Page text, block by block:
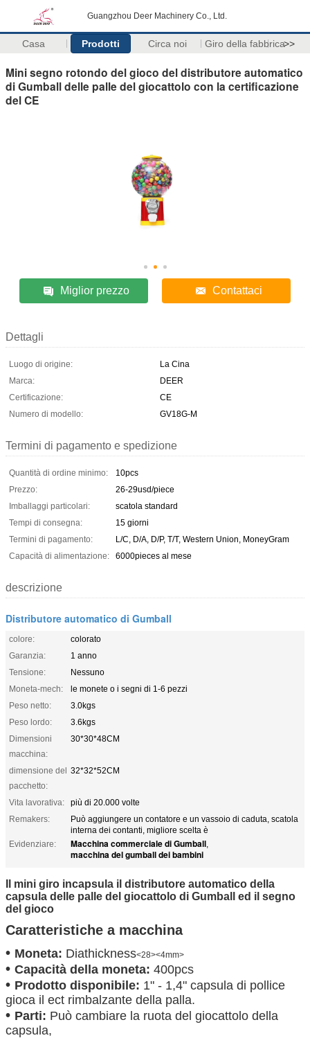
Guangzhou Deer Machinery Co., Ltd.
Casa Prodotti Circa noi Giro della fabbrica>>
Mini segno rotondo del gioco del distributore automatico
di Gumball delle palle del giocattolo con la certificazione
del CE
Miglior prezzo Contattaci
Dettagli
Luogo di origine:
La Cina
Marca:
DEER
Certificazione:
CE
Numero di modello:
GV18G-M
Termini di pagamento e spedizione
Quantità di ordine minimo:
10pcs
Prezzo:
26-29usd/piece
Imballaggi particolari:
scatola standard
Tempi di consegna:
15 giorni
Termini di pagamento:
L/C, D/A, D/P, T/T, Western Union, MoneyGram
Capacità di alimentazione:
6000pieces al mese
descrizione
Distributore automatico di Gumball
colore:
colorato
Garanzia:
1 anno
Tensione:
Nessuno
Moneta-mech:
le monete o i segni di 1-6 pezzi
Peso netto:
3.0kgs
Peso lordo:
3.6kgs
Dimensioni
macchina:
30*30*48CM
dimensione del
pacchetto:
32*32*52CM
Vita lavorativa:
più di 20.000 volte
Remakers:
Può aggiungere un contatore e un vassoio di caduta, scatola
interna dei contanti, migliore scelta è
Evidenziare:
Macchina commerciale di Gumball,
macchina del gumball dei bambini
Il mini giro incapsula il distributore automatico della
capsula delle palle del giocattolo di Gumball ed il segno
del gioco
Caratteristiche a macchina
• Moneta: Diathickness<28><4mm>
• Capacità della moneta: 400pcs
• Prodotto disponibile: 1" - 1,4" capsula di pollice
gioca il ect rimbalzante della palla.
• Parti: Può cambiare la ruota del giocattolo della
capsula,